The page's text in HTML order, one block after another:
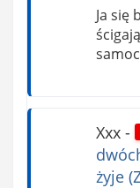
Ja się
Xxx-
żyje